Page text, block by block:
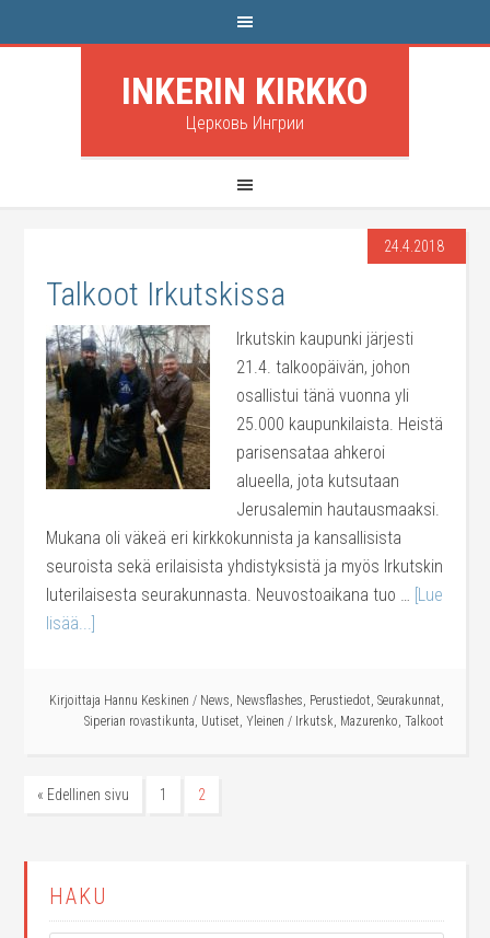
INKERIN KIRKKO
Церковь Ингрии
24.4.2018
Talkoot Irkutskissa
Irkutskin kaupunki järjesti
21.4. talkoopäivän, johon
osallistui tänä vuonna yli
25.000 kaupunkilaista. Heistä
parisensataa ahkeroi
alueella, jota kutsutaan
Jerusalemin hautausmaaksi.
Mukana oli väkeä eri kirkkokunnista ja kansallisista
seuroista sekä erilaisista yhdistyksistä ja myös Irkutskin
luterilaisesta seurakunnasta. Neuvostoaikana tuo … [Lue
lisää...]
Kirjoittaja Hannu Keskinen / News, Newsflashes, Perustiedot, Seurakunnat,
Siperian rovastikunta, Uutiset, Yleinen / Irkutsk, Mazurenko, Talkoot
« Edellinen sivu 1 2
HAKU